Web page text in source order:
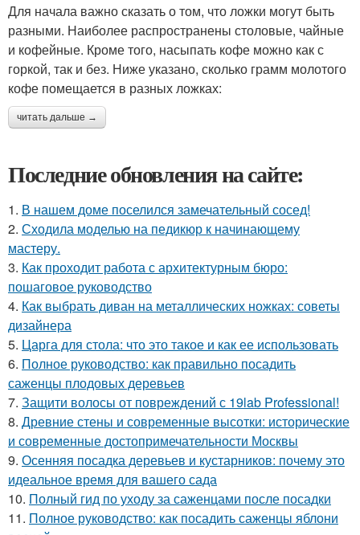
Для начала важно сказать о том, что ложки могут быть
разными. Наиболее распространены столовые, чайные
и кофейные. Кроме того, насыпать кофе можно как с
горкой, так и без. Ниже указано, сколько грамм молотого
кофе помещается в разных ложках:
читать дальше →
Последние обновления на сайте:
1. В нашем доме поселился замечательный сосед!
2. Сходила моделью на педикюр к начинающему
мастеру.
3. Как проходит работа с архитектурным бюро:
пошаговое руководство
4. Как выбрать диван на металлических ножках: советы
дизайнера
5. Царга для стола: что это такое и как ее использовать
6. Полное руководство: как правильно посадить
саженцы плодовых деревьев
7. Защити волосы от повреждений с 19lab Professional!
8. Древние стены и современные высотки: исторические
и современные достопримечательности Москвы
9. Осенняя посадка деревьев и кустарников: почему это
идеальное время для вашего сада
10. Полный гид по уходу за саженцами после посадки
11. Полное руководство: как посадить саженцы яблони